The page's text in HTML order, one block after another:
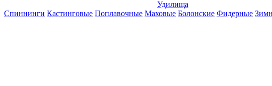
Удилища
Спиннинги Кастинговые Поплавочные Маховые Болонские Фидерные